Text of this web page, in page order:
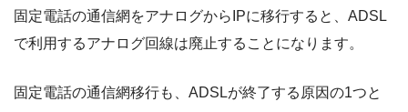
固定電話の通信網をアナログからIPに移行すると、ADSL
で利用するアナログ回線は廃止することになります。
固定電話の通信網移行も、ADSLが終了する原因の1つと